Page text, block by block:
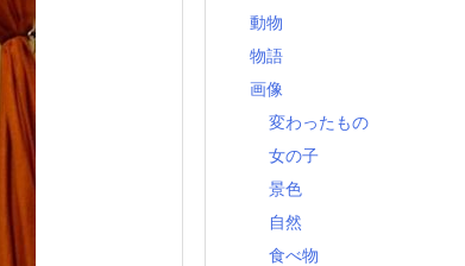
動物
物語
画像
変わったもの
女の子
景色
自然
食べ物